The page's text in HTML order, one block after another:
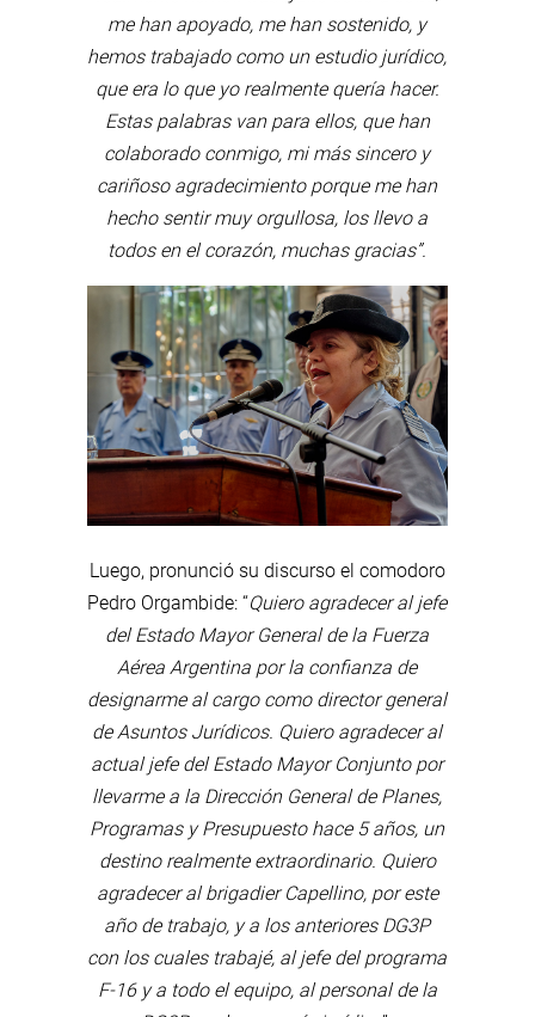
me han apoyado, me han sostenido, y
hemos trabajado como un estudio jurídico,
que era lo que yo realmente quería hacer.
Estas palabras van para ellos, que han
colaborado conmigo, mi más sincero y
cariñoso agradecimiento porque me han
hecho sentir muy orgullosa, los llevo a
todos en el corazón, muchas gracias”.
Luego, pronunció su discurso el comodoro
Pedro Orgambide: “Quiero agradecer al jefe
del Estado Mayor General de la Fuerza
Aérea Argentina por la confianza de
designarme al cargo como director general
de Asuntos Jurídicos. Quiero agradecer al
actual jefe del Estado Mayor Conjunto por
llevarme a la Dirección General de Planes,
Programas y Presupuesto hace 5 años, un
destino realmente extraordinario. Quiero
agradecer al brigadier Capellino, por este
año de trabajo, y a los anteriores DG3P
con los cuales trabajé, al jefe del programa
F-16 y a todo el equipo, al personal de la